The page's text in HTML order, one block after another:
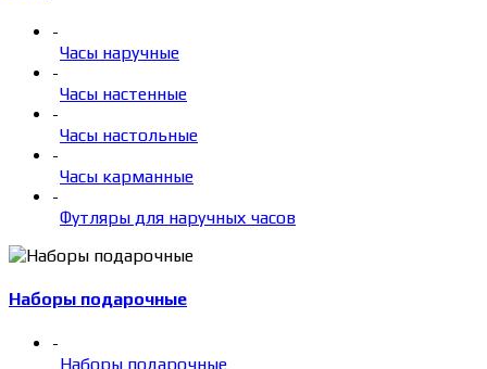
-
Часы наручные
-
Часы настенные
-
Часы настольные
-
Часы карманные
-
Футляры для наручных часов
Наборы подарочные
-
Наборы подарочные